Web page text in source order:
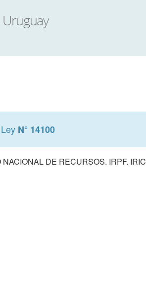
Ley N° 14100
DE RECURSOS. IRPF. IRIC